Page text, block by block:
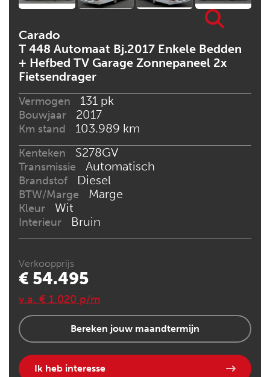
Carado
T 448 Automaat Bj.2017 Enkele Bedden
+ Hefbed TV Garage Zonnepaneel 2x
Fietsendrager
Vermogen 131 pk
Bouwjaar 2017
Km stand 103.989 km
Kenteken S278GV
Transmissie Automatisch
Brandstof Diesel
BTW/Marge Marge
Kleur Wit
Interieur Bruin
Verkoopprijs
€ 54.495
v.a. € 1.020 p/m
Bereken jouw maandtermijn
Ik heb interesse